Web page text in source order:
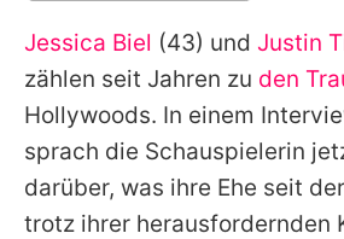
Alle Themen auf
Jobs
App runterladen
Jessica Biel (43) und Justin
zählen seit Jahren zu den
Hollywoods. In einem
sprach die Schauspielerin
darüber, was ihre Ehe seit
trotz ihrer herausfordernden